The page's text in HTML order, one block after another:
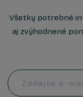
Všetky potrebné
aj zvýhodnené
Zadajte e-